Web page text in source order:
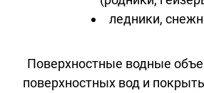
ледники,
Поверхностные водные
поверхностных вод и